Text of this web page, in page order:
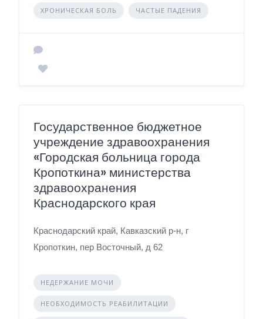
ХРОНИЧЕСКАЯ БОЛЬ ЧАСТЫЕ ПАДЕНИЯ
Государственное бюджетное
учреждение здравоохранения
«Городская больница города
Кропоткина» министерства
здравоохранения
Краснодарского края
Краснодарский край, Кавказский р-н, г
Кропоткин, пер Восточный, д 62
НЕДЕРЖАНИЕ МОЧИ
НЕОБХОДИМОСТЬ РЕАБИЛИТАЦИИ